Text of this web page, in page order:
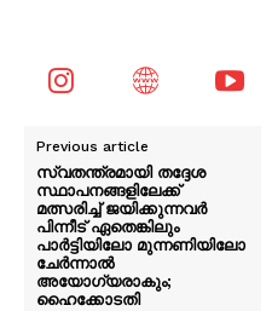
Previous article
സ്വതന്ത്രമായി തദ്ദേശ
സ്ഥാപനങ്ങളിലേക്ക്
മത്സരിച്ച് ജയിക്കുന്നവർ
പിന്നീട് ഏതെങ്കിലും
പാർട്ടിയിലോ മുന്നണിയിലോ
ചേർന്നാൽ
അയോഗ്യരാകും;
ഹൈക്കോടതി